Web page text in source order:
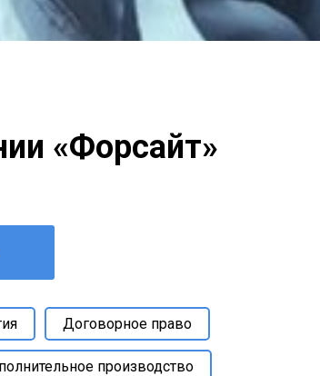
«Форсайт»
Договорное право
производство